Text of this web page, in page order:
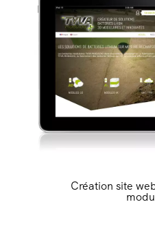
Création site